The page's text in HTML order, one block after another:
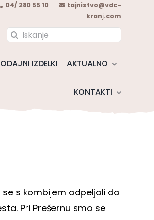
04/ 280 55 10
tajnistvo@vdc-
kranj.com
Search
IZDELKI AKTUALNO
KONTAKTI
se s kombijem odpeljali do
Pri Prešernu smo se